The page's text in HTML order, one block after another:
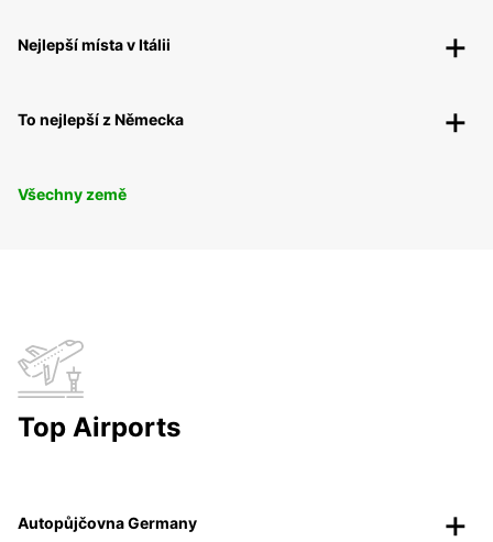
Nejlepší místa v Itálii
To nejlepší z Německa
Všechny země
Top Airports
Autopůjčovna Germany